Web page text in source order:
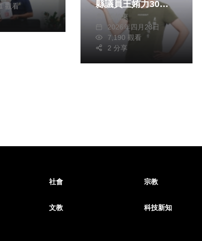
觀看
縣議員王姷力30萬
元交保！
張柏東
2026年四月23日
7,190 觀看
2 分享
社會 宗教
文教 科技新知